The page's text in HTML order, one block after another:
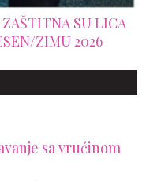
SU LICA
ZIMU 2026
sa vrućinom